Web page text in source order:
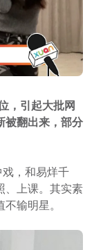
，引起大批网
被翻出来，部分
，和易烊千
、上课。其实素
输明星。